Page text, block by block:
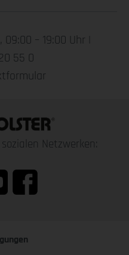
– 19:00 Uhr |
55 0
Netzwerken: